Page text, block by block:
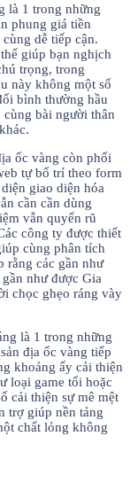
là 1 trong những
phung giá tiền
dễ tiếp cận.
giúp bạn nghịch
trọng, trong
này không một số
bình thường hầu
bài người thân
ốc vàng còn phối
tự bố trí theo form
giao diện hóa
cần cần dùng
vẫn quyến rũ
công ty được thiết
cùng phân tích
rằng các gần như
như được Gia
chọc ghẹo ráng vày
là 1 trong những
địa ốc vàng tiếp
khoảng ấy cải thiện
loại game tối hoặc
cải thiện sự mê mệt
trợ giúp nền tảng
chất lỏng không